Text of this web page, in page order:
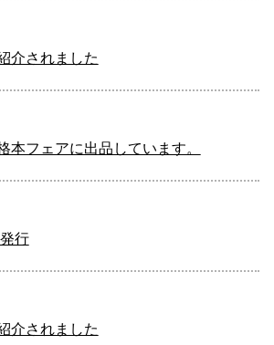
介されました
本フェアに出品しています。
行
介されました